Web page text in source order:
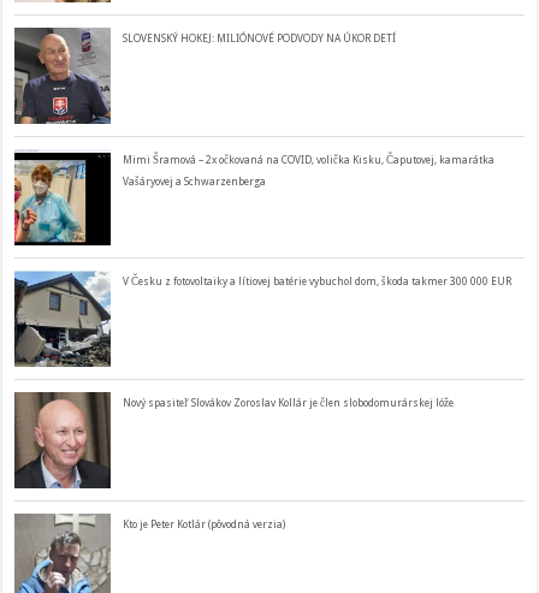
SLOVENSKÝ HOKEJ: MILIÓNOVÉ PODVODY NA ÚKOR DETÍ
Mimi Šramová – 2x očkovaná na COVID, volička Kisku, Čaputovej, kamarátka
Vašáryovej a Schwarzenberga
V Česku z fotovoltaiky a lítiovej batérie vybuchol dom, škoda takmer 300 000 EUR
Nový spasiteľ Slovákov Zoroslav Kollár je člen slobodomurárskej lóže
Kto je Peter Kotlár (pôvodná verzia)